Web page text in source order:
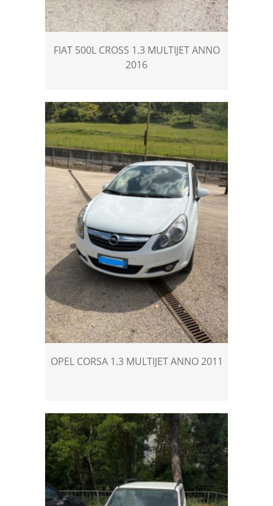
FIAT 500L CROSS 1.3 MULTIJET ANNO
2016
OPEL CORSA 1.3 MULTIJET ANNO 2011